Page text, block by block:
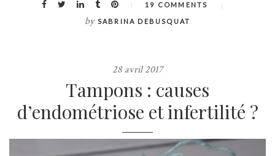
19 COMMENTS
by SABRINA DEBUSQUAT
28 avril 2017
Tampons : causes
d’endométriose et infertilité ?